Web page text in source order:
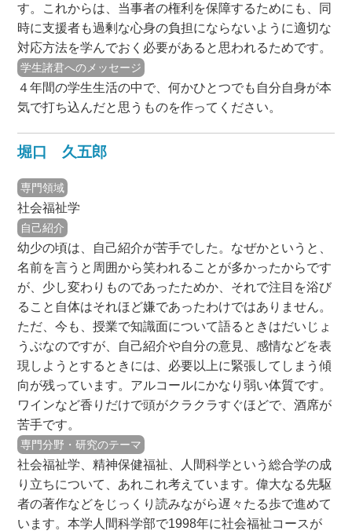
す。これからは、当事者の権利を保障するためにも、同
時に支援者も過剰な心身の負担にならないように適切な
対応方法を学んでおく必要があると思われるためです。
学生諸君へのメッセージ
４年間の学生生活の中で、何かひとつでも自分自身が本
気で打ち込んだと思うものを作ってください。
堀口 久五郎
専門領域
社会福祉学
自己紹介
幼少の頃は、自己紹介が苦手でした。なぜかというと、
名前を言うと周囲から笑われることが多かったからです
が、少し変わりものであったためか、それで注目を浴び
ること自体はそれほど嫌であったわけではありません。
ただ、今も、授業で知識面について語るときはだいじょ
うぶなのですが、自己紹介や自分の意見、感情などを表
現しようとするときには、必要以上に緊張してしまう傾
向が残っています。アルコールにかなり弱い体質です。
ワインなど香りだけで頭がクラクラすぐほどで、酒席が
苦手です。
専門分野・研究のテーマ
社会福祉学、精神保健福祉、人間科学という総合学の成
り立ちについて、あれこれ考えています。偉大なる先駆
者の著作などをじっくり読みながら遅々たる歩で進めて
います。本学人間科学部で1998年に社会福祉コースが